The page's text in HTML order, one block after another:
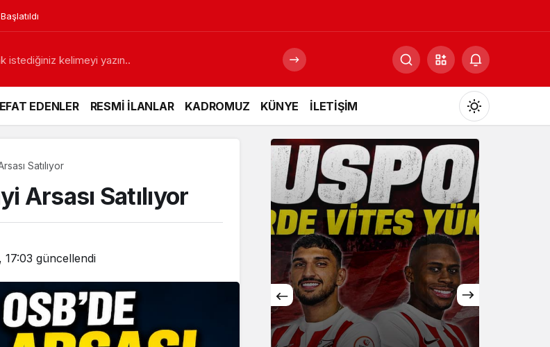
EDENLER RESMİ İLANLAR KADROMUZ KÜNYE İLETİŞİM
Mod
değiştir
Gündüz Modu
Gündüz modunu seçin.
Gece Modu
Gece modunu seçin.
Sistem Modu
Sistem modunu seçin.
Satılıyor
Arsası Satılıyor
17:03 güncellendi